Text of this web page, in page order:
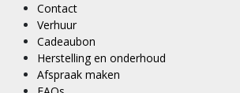
Contact
Verhuur
Cadeaubon
Herstelling en onderhoud
Afspraak maken